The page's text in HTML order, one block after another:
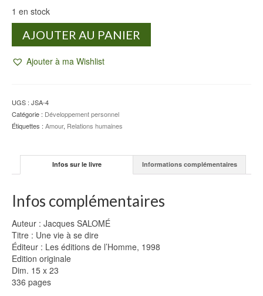
1 en stock
vie
dire
-
Jacques
SALOMÉ
AJOUTER AU PANIER
Ajouter à ma Wishlist
UGS : JSA-4
Catégorie : Développement personnel
Étiquettes : Amour, Relations humaines
Infos sur le livre Informations complémentaires
Infos complémentaires
Auteur : Jacques SALOMÉ
Titre : Une vie à se dire
Éditeur : Les éditions de l’Homme, 1998
Edition originale
Dim. 15 x 23
336 pages